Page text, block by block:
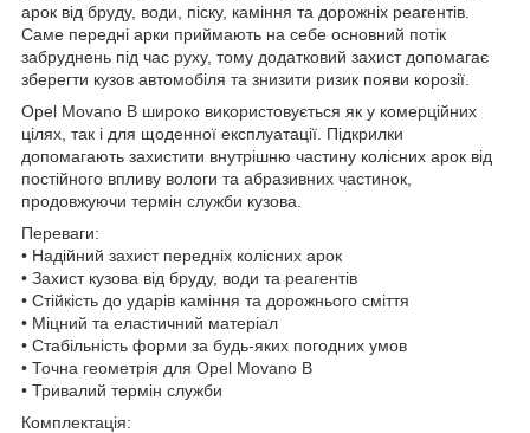
арок від бруду, води, піску, каміння та дорожніх реагентів.
Саме передні арки приймають на себе основний потік
забруднень під час руху, тому додатковий захист допомагає
зберегти кузов автомобіля та знизити ризик появи корозії.
Opel Movano B широко використовується як у комерційних
цілях, так і для щоденної експлуатації. Підкрилки
допомагають захистити внутрішню частину колісних арок від
постійного впливу вологи та абразивних частинок,
продовжуючи термін служби кузова.
Переваги:
• Надійний захист передніх колісних арок
• Захист кузова від бруду, води та реагентів
• Стійкість до ударів каміння та дорожнього сміття
• Міцний та еластичний матеріал
• Стабільність форми за будь-яких погодних умов
• Точна геометрія для Opel Movano B
• Тривалий термін служби
Комплектація: